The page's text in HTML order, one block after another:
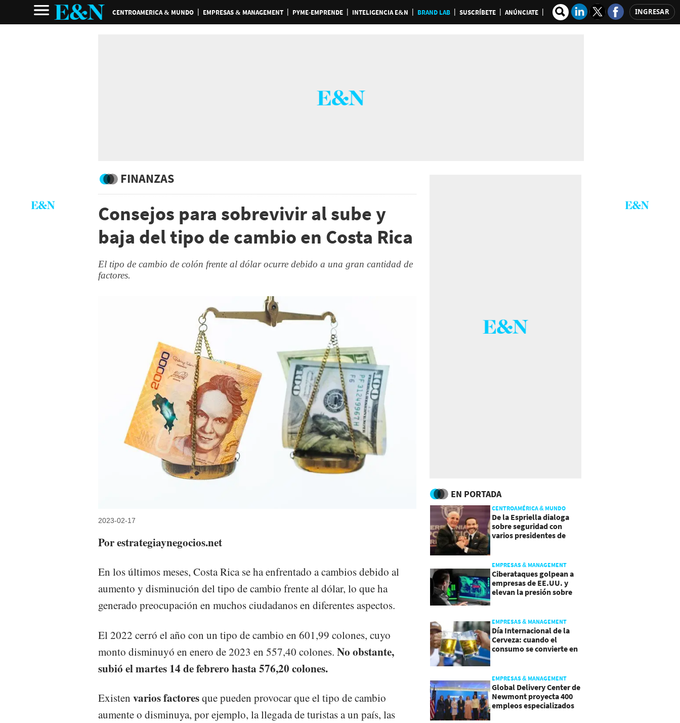
CENTROAMERICA & MUNDO EMPRESAS & MANAGEMENT PYME-EMPRENDE INTELIGENCIA E&N BRAND LAB SUSCRÍBETE ANÚNCIATE INGRESAR
FINANZAS
Consejos para sobrevivir al sube y
baja del tipo de cambio en Costa Rica
El tipo de cambio de colón frente al dólar ocurre debido a una gran cantidad de
factores.
2023-02-17
Por estrategiaynegocios.net
En los últimos meses, Costa Rica se ha enfrentado a cambios debido al
aumento y disminución del tipo de cambio frente al dólar, lo que ha
generado preocupación en muchos ciudadanos en diferentes aspectos.
El 2022 cerró el año con un tipo de cambio en 601,99 colones, cuyo
monto disminuyó en enero de 2023 en 557,40 colones. No obstante,
subió el martes 14 de febrero hasta 576,20 colones.
Existen varios factoresque pueden provocar que el tipo de cambio
aumente o disminuya, por ejemplo, la llegada de turistas a un país, las
EN PORTADA
CENTROAMÉRICA & MUNDO
De la Espriella dialoga
sobre seguridad con
varios presidentes de
EMPRESAS & MANAGEMENT
Ciberataques golpean a
empresas de EE.UU. y
elevan la presión sobre
EMPRESAS & MANAGEMENT
Día Internacional de la
Cerveza: cuando el
consumo se convierte en
EMPRESAS & MANAGEMENT
Global Delivery Center de
Newmont proyecta 400
empleos especializados